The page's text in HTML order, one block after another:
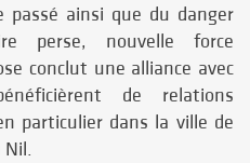
passé ainsi que du danger
perse, nouvelle force
conclut une alliance avec
de relations
particulier dans la ville de